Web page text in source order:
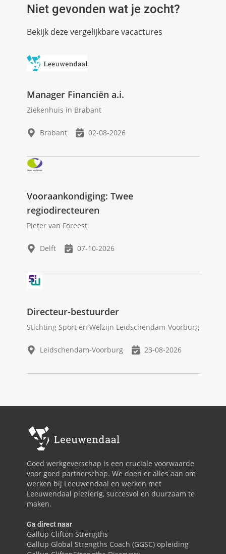
Niet gevonden wat je zocht?
Bekijk deze vergelijkbare vacactures
Manager Financiën a.i.
Ziekenhuis in Brabant
Brabant 02-08-2026
Vooraankondiging: Twee
regiodirecteuren
Pieter van Foreest
Delft 07-10-2026
Directeur-bestuurder
Stichting Sport en Welzijn Leidschendam-Voorburg
Leidschendam-Voorburg 23-08-2026
Goed werkgeverschap is een cruciale voorwaarde
voor goed partnerschap. We doen er alles aan om
werken bij Leeuwendaal en werken met
Leeuwendaal plezierig, succesvol en duurzaam te
maken.
Ga direct naar
Gallup Clifton Strengths
Gallup Global Strengths Coach (GGSC) opleiding